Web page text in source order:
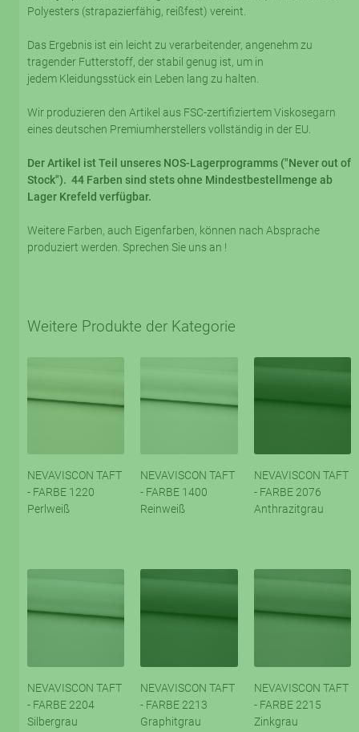
Polyesters (strapazierfähig, reißfest) vereint.
Das Ergebnis ist ein leicht zu verarbeitender, angenehm zu
tragender Futterstoff, der stabil genug ist, um in
jedem Kleidungsstück ein Leben lang zu halten.
Wir produzieren den Artikel aus FSC-zertifiziertem Viskosegarn
eines deutschen Premiumherstellers vollständig in der EU.
Der Artikel ist Teil unseres NOS-Lagerprogramms ("Never out of
Stock"). 44 Farben sind stets ohne Mindestbestellmenge ab
Lager Krefeld verfügbar.
Weitere Farben, auch Eigenfarben, können nach Absprache
produziert werden. Sprechen Sie uns an !
Weitere Produkte der Kategorie
NEVAVISCON TAFT
- FARBE 1220
Perlweiß
NEVAVISCON TAFT
- FARBE 1400
Reinweiß
NEVAVISCON TAFT
- FARBE 2076
Anthrazitgrau
NEVAVISCON TAFT
- FARBE 2204
Silbergrau
NEVAVISCON TAFT
- FARBE 2213
Graphitgrau
NEVAVISCON TAFT
- FARBE 2215
Zinkgrau